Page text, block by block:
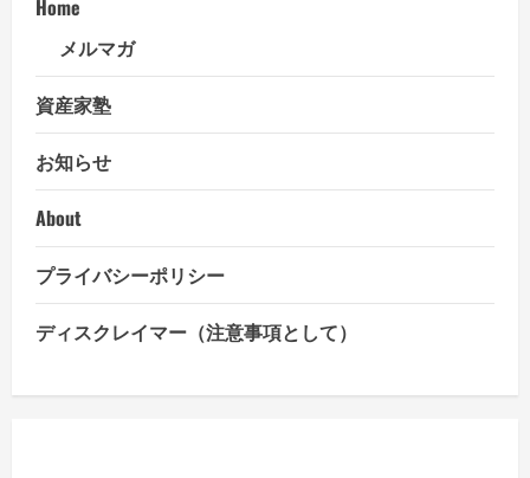
Home
メルマガ
資産家塾
お知らせ
About
プライバシーポリシー
ディスクレイマー（注意事項として）